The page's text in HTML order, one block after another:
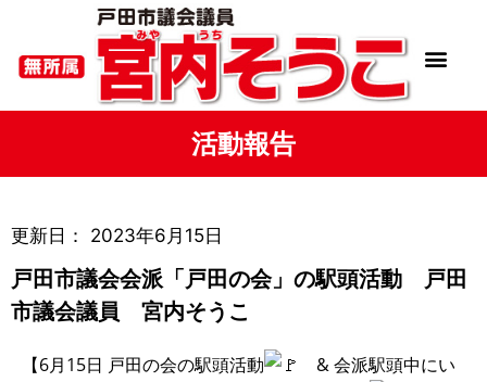
活動報告
更新日： 2023年6月15日
戸田市議会会派「戸田の会」の駅頭活動 戸田
市議会議員 宮内そうこ
【6月15日 戸田の会の駅頭活動
& 会派駅頭中にい